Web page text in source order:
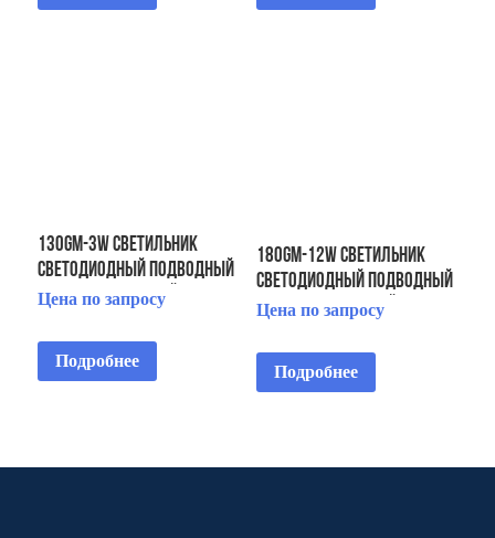
130GM-3W Светильник
светодиодный подводный
IP68 встраиваемый
Цена по запросу
Подробнее
180GM-12W Светильник
светодиодный подводный
IP68 встраиваемый
Цена по запросу
Подробнее